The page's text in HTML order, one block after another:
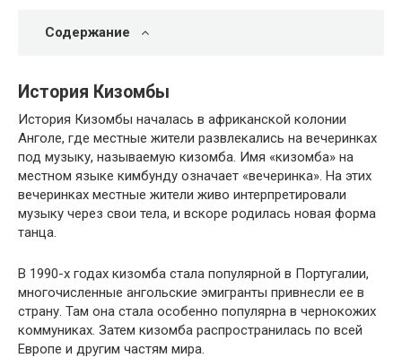
Содержание
История Кизомбы
История Кизомбы началась в африканской колонии
Анголе, где местные жители развлекались на вечеринках
под музыку, называемую кизомба. Имя «кизомба» на
местном языке кимбунду означает «вечеринка». На этих
вечеринках местные жители живо интерпретировали
музыку через свои тела, и вскоре родилась новая форма
танца.
В 1990-х годах кизомба стала популярной в Португалии,
многочисленные ангольские эмигранты привнесли ее в
страну. Там она стала особенно популярна в чернокожих
коммуниках. Затем кизомба распространилась по всей
Европе и другим частям мира.